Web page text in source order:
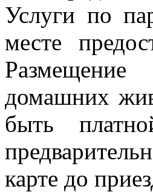
Услуги по
месте
домашних
быть
карте до